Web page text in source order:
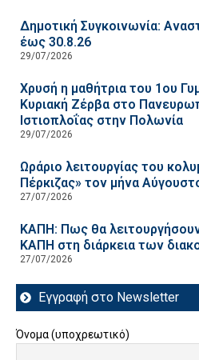
Δημοτική Συγκοινωνία:
έως 30.8.26
29/07/2026
Χρυσή η μαθήτρια του 1ου
Κυριακή Ζέρβα στο
Ιστιοπλοΐας στην Πολωνία
29/07/2026
Ωράριο λειτουργίας του
Πέρκιζας» τον μήνα
27/07/2026
ΚΑΠΗ: Πως θα
ΚΑΠΗ στη διάρκεια των
27/07/2026
Εγγραφή στο Newsletter
Όνομα (υποχρεωτικό)